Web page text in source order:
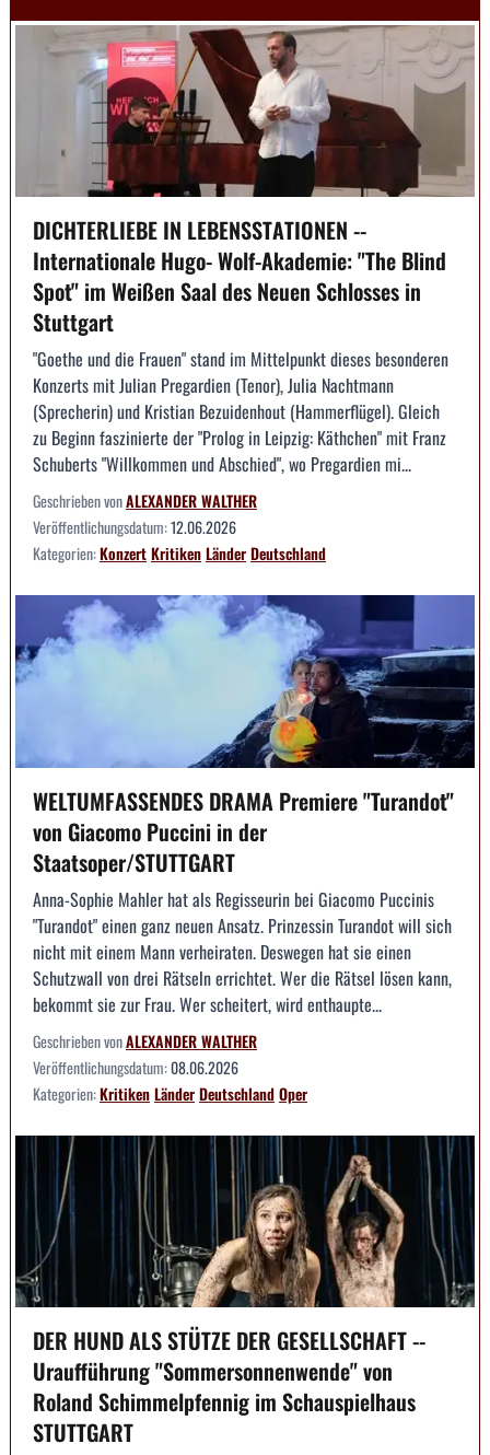
DICHTERLIEBE IN LEBENSSTATIONEN --
Internationale Hugo- Wolf-Akademie: "The Blind
Spot" im Weißen Saal des Neuen Schlosses in
Stuttgart
"Goethe und die Frauen" stand im Mittelpunkt dieses besonderen
Konzerts mit Julian Pregardien (Tenor), Julia Nachtmann
(Sprecherin) und Kristian Bezuidenhout (Hammerflügel). Gleich
zu Beginn faszinierte der "Prolog in Leipzig: Käthchen" mit Franz
Schuberts "Willkommen und Abschied", wo Pregardien mi...
Geschrieben vonALEXANDER WALTHER
Veröffentlichungsdatum:12.06.2026
Kategorien:KonzertKritikenLänderDeutschland
WELTUMFASSENDES DRAMA Premiere "Turandot"
von Giacomo Puccini in der
Staatsoper/STUTTGART
Anna-Sophie Mahler hat als Regisseurin bei Giacomo Puccinis
"Turandot" einen ganz neuen Ansatz. Prinzessin Turandot will sich
nicht mit einem Mann verheiraten. Deswegen hat sie einen
Schutzwall von drei Rätseln errichtet. Wer die Rätsel lösen kann,
bekommt sie zur Frau. Wer scheitert, wird enthaupte...
Geschrieben vonALEXANDER WALTHER
Veröffentlichungsdatum:08.06.2026
Kategorien:KritikenLänderDeutschlandOper
DER HUND ALS STÜTZE DER GESELLSCHAFT --
Uraufführung "Sommersonnenwende" von
Roland Schimmelpfennig im Schauspielhaus
STUTTGART